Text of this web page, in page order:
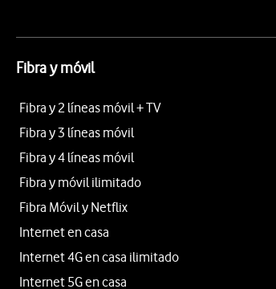
Fibra y móvil
Fibra y 2 líneas móvil + TV
Fibra y 3 líneas móvil
Fibra y 4 líneas móvil
Fibra y móvil ilimitado
Fibra Móvil y Netflix
Internet en casa
Internet 4G en casa ilimitado
Internet 5G en casa